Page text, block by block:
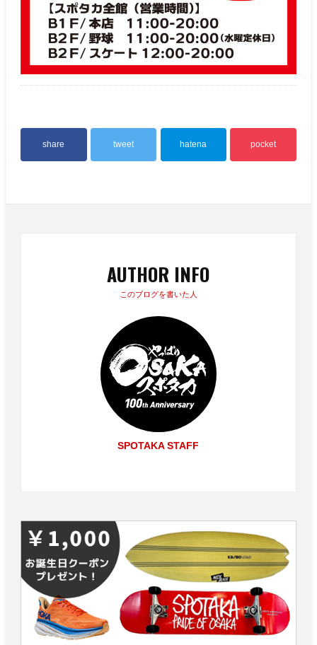
share tweet hatena pocket
AUTHOR INFO
このブログを書いた人
SPOTAKA STAFF